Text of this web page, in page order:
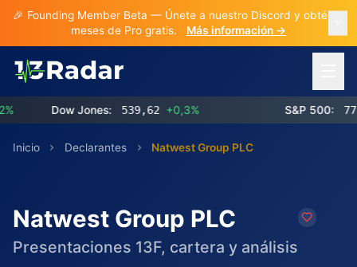
🎉 Founding Member Beta — Únete a nuestro Discord y obtén 3
meses de Pro gratis.
Más información →
Dow Jones: 539,62 +0,3% S&P 500:
Inicio Declarantes Natwest Group PLC
Natwest Group PLC
Presentaciones 13F, cartera y análisis